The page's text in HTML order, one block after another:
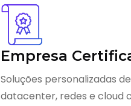
Empresa
Soluções personalizadas de
datacenter, redes e cloud